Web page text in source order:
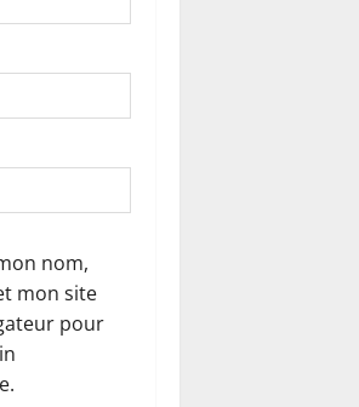
nom,
mon site
pour